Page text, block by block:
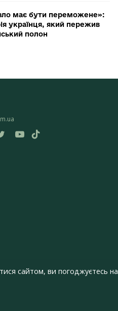
має бути переможене»:
українця, який пережив
полон
сайтом, ви погоджуєтесь на